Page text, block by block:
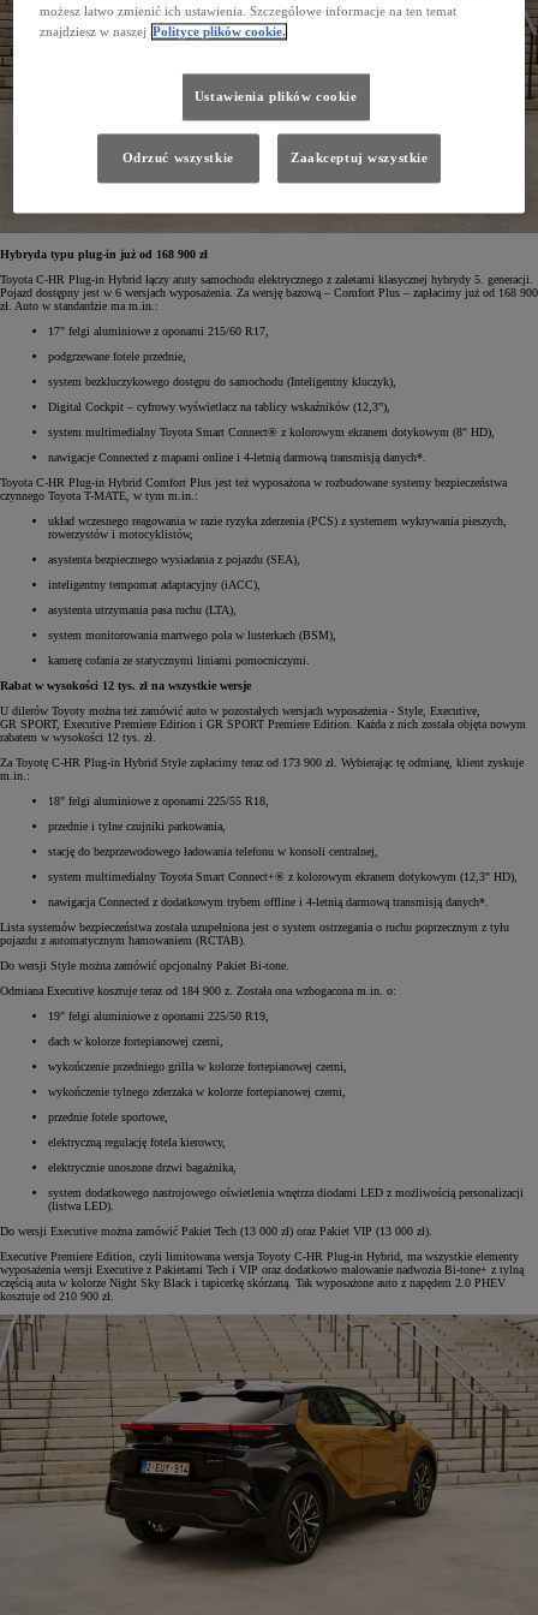
Hybryda typu plug-in już od 168 900 zł
Toyota C-HR Plug-in Hybrid łączy atuty samochodu elektrycznego z zaletami klasycznej hybrydy 5. generacji.
Pojazd dostępny jest w 6 wersjach wyposażenia. Za wersję bazową – Comfort Plus – zapłacimy już od 168 900
zł. Auto w standardzie ma m.in.:
17" felgi aluminiowe z oponami 215/60 R17,
podgrzewane fotele przednie,
system bezkluczykowego dostępu do samochodu (Inteligentny kluczyk),
Digital Cockpit – cyfrowy wyświetlacz na tablicy wskaźników (12,3"),
system multimedialny Toyota Smart Connect® z kolorowym ekranem dotykowym (8" HD),
nawigacje Connected z mapami online i 4-letnią darmową transmisją danych*.
Toyota C-HR Plug-in Hybrid Comfort Plus jest też wyposażona w rozbudowane systemy bezpieczeństwa
czynnego Toyota T-MATE, w tym m.in.:
układ wczesnego reagowania w razie ryzyka zderzenia (PCS) z systemem wykrywania pieszych,
rowerzystów i motocyklistów,
asystenta bezpiecznego wysiadania z pojazdu (SEA),
inteligentny tempomat adaptacyjny (iACC),
asystenta utrzymania pasa ruchu (LTA),
system monitorowania martwego pola w lusterkach (BSM),
kamerę cofania ze statycznymi liniami pomocniczymi.
Rabat w wysokości 12 tys. zł na wszystkie wersje
U dilerów Toyoty można też zamówić auto w pozostałych wersjach wyposażenia - Style, Executive,
GR SPORT, Executive Premiere Edition i GR SPORT Premiere Edition. Każda z nich została objęta nowym
rabatem w wysokości 12 tys. zł.
Za Toyotę C-HR Plug-in Hybrid Style zapłacimy teraz od 173 900 zł. Wybierając tę odmianę, klient zyskuje
m.in.:
18" felgi aluminiowe z oponami 225/55 R18,
przednie i tylne czujniki parkowania,
stację do bezprzewodowego ładowania telefonu w konsoli centralnej,
system multimedialny Toyota Smart Connect+® z kolorowym ekranem dotykowym (12,3" HD),
nawigacja Connected z dodatkowym trybem offline i 4-letnią darmową transmisją danych*.
Lista systemów bezpieczeństwa została uzupełniona jest o system ostrzegania o ruchu poprzecznym z tyłu
pojazdu z automatycznym hamowaniem (RCTAB).
Do wersji Style można zamówić opcjonalny Pakiet Bi-tone.
Odmiana Executive kosztuje teraz od 184 900 z. Została ona wzbogacona m.in. o:
19" felgi aluminiowe z oponami 225/50 R19,
dach w kolorze fortepianowej czerni,
wykończenie przedniego grilla w kolorze fortepianowej czerni,
wykończenie tylnego zderzaka w kolorze fortepianowej czerni,
przednie fotele sportowe,
elektryczną regulację fotela kierowcy,
elektrycznie unoszone drzwi bagażnika,
system dodatkowego nastrojowego oświetlenia wnętrza diodami LED z możliwością personalizacji
(listwa LED).
Do wersji Executive można zamówić Pakiet Tech (13 000 zł) oraz Pakiet VIP (13 000 zł).
Executive Premiere Edition, czyli limitowana wersja Toyoty C-HR Plug-in Hybrid, ma wszystkie elementy
wyposażenia wersji Executive z Pakietami Tech i VIP oraz dodatkowo malowanie nadwozia Bi-tone+ z tylną
częścią auta w kolorze Night Sky Black i tapicerkę skórzaną. Tak wyposażone auto z napędem 2.0 PHEV
kosztuje od 210 900 zł.
możesz łatwo zmienić ich ustawienia. Szczegółowe informacje na ten temat
znajdziesz w naszej Polityce plików cookie.
Ustawienia plików cookie
Odrzuć wszystkie Zaakceptuj wszystkie